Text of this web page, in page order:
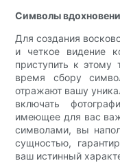
Символы
Для создания
и четкое видение
приступить к этому
время сбору
отражают вашу
включать
имеющее для вас
символами, вы
сущностью,
ваш истинный